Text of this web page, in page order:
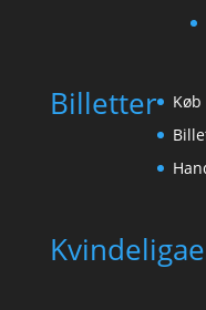
Billetter